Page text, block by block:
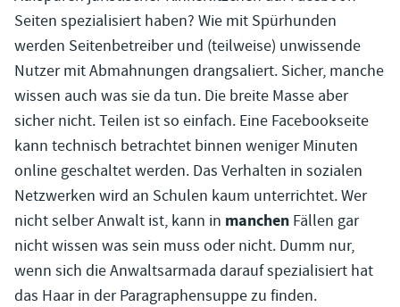
Seiten spezialisiert haben? Wie mit Spürhunden
werden Seitenbetreiber und (teilweise) unwissende
Nutzer mit Abmahnungen drangsaliert. Sicher, manche
wissen auch was sie da tun. Die breite Masse aber
sicher nicht. Teilen ist so einfach. Eine Facebookseite
kann technisch betrachtet binnen weniger Minuten
online geschaltet werden. Das Verhalten in sozialen
Netzwerken wird an Schulen kaum unterrichtet. Wer
nicht selber Anwalt ist, kann in manchen Fällen gar
nicht wissen was sein muss oder nicht. Dumm nur,
wenn sich die Anwaltsarmada darauf spezialisiert hat
das Haar in der Paragraphensuppe zu finden.